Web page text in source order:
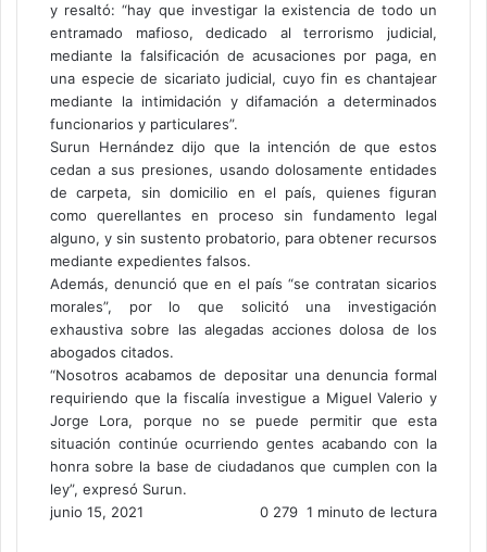
y resaltó: “hay que investigar la existencia de todo un
entramado mafioso, dedicado al terrorismo judicial,
mediante la falsificación de acusaciones por paga, en
una especie de sicariato judicial, cuyo fin es chantajear
mediante la intimidación y difamación a determinados
funcionarios y particulares”.
Surun Hernández dijo que la intención de que estos
cedan a sus presiones, usando dolosamente entidades
de carpeta, sin domicilio en el país, quienes figuran
como querellantes en proceso sin fundamento legal
alguno, y sin sustento probatorio, para obtener recursos
mediante expedientes falsos.
Además, denunció que en el país “se contratan sicarios
morales”, por lo que solicitó una investigación
exhaustiva sobre las alegadas acciones dolosa de los
abogados citados.
“Nosotros acabamos de depositar una denuncia formal
requiriendo que la fiscalía investigue a Miguel Valerio y
Jorge Lora, porque no se puede permitir que esta
situación continúe ocurriendo gentes acabando con la
honra sobre la base de ciudadanos que cumplen con la
ley”, expresó Surun.
junio 15, 2021
0 279 1 minuto de lectura